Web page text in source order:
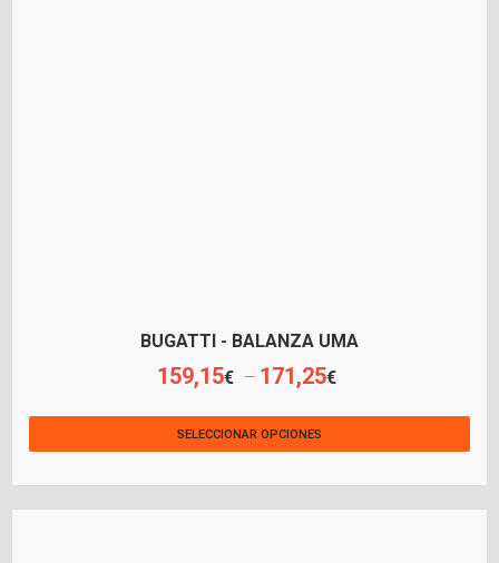
BUGATTI - BALANZA UMA
159,15€ – 171,25€
SELECCIONAR OPCIONES